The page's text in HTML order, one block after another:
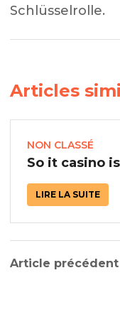
Schlüsselrolle.
Articles
NON CLASSÉ
So it casino
LIRE LA SUITE
Article précédent